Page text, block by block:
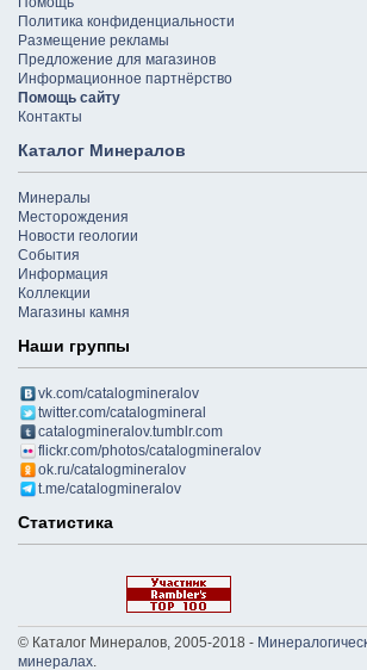
Политика конфиденциальности
Размещение рекламы
Предложение для магазинов
Информационное партнёрство
Помощь сайту
Контакты
Каталог Минералов
Минералы
Месторождения
Новости геологии
События
Информация
Коллекции
Магазины камня
Наши группы
vk.com/catalogmineralov
twitter.com/catalogmineral
catalogmineralov.tumblr.com
flickr.com/photos/catalogmineralov
ok.ru/catalogmineralov
t.me/catalogmineralov
Статистика
© Каталог Минералов, 2005-2018 -
минералах.